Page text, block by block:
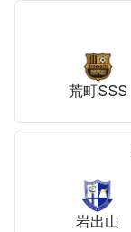
荒町SSS
岩出山